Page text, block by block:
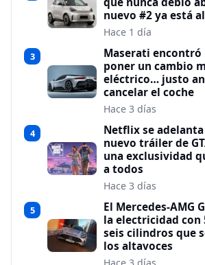
nuevo #2 ya está
Hace 1 día
3
Maserati encontró
poner un cambio
eléctrico… justo
cancelar el coche
Hace 3 días
4
Netflix se adelanta
nuevo tráiler de
una exclusividad
a todos
Hace 3 días
5
El Mercedes-AMG
la electricidad con
seis cilindros que
los altavoces